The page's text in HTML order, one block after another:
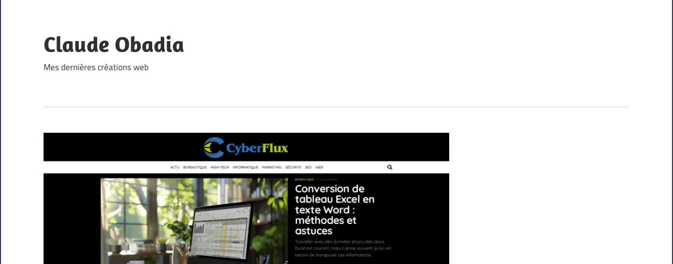
content
Claude Obadia
Mes dernières créations web